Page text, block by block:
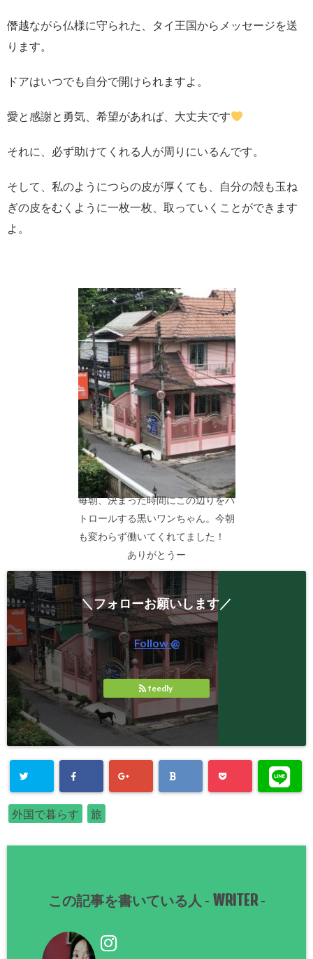
僭越ながら仏様に守られた、タイ王国からメッセージを送
ります。
ドアはいつでも自分で開けられますよ。
愛と感謝と勇気、希望があれば、大丈夫です
それに、必ず助けてくれる人が周りにいるんです。
そして、私のようにつらの皮が厚くても、自分の殻も玉ね
ぎの皮をむくように一枚一枚、取っていくことができます
よ。
毎朝、決まった時間にこの辺りをパ
トロールする黒いワンちゃん。今朝
も変わらず働いてくれてました！
ありがとうー
＼フォローお願いします／
Follow @
feedly
外国で暮らす 旅
この記事を書いている人 - WRITER-